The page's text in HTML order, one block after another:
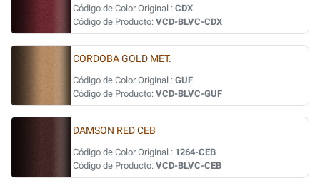
Código de Color Original : CDX
Código de Producto: VCD-BLVC-CDX
CORDOBA GOLD MET.
Código de Color Original : GUF
Código de Producto: VCD-BLVC-GUF
DAMSON RED CEB
Código de Color Original : 1264-CEB
Código de Producto: VCD-BLVC-CEB